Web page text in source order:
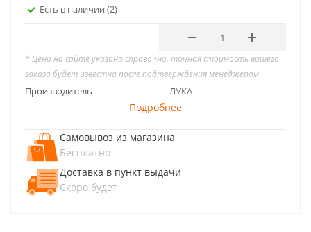
Есть в наличии (2)
* Цена на сайте указана справочно, точная стоимость вашего
заказа будет известна после подтверждения менеджером
Производитель ЛУКА
Подробнее
Самовывоз из магазина
Бесплатно
Доставка в пункт выдачи
Скоро будет